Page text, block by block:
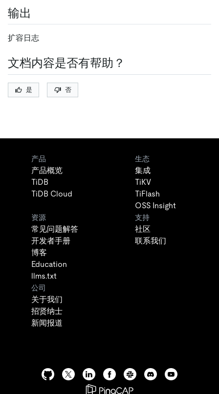
输出
扩容日志
文档内容是否有帮助？
是 否
产品
产品概览
TiDB
TiDB Cloud
生态
集成
TiKV
TiFlash
OSS Insight
资源
常见问题解答
开发者手册
博客
Education
llms.txt
支持
社区
联系我们
公司
关于我们
招贤纳士
新闻报道